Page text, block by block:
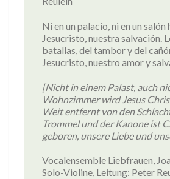
Ni en un palacio, ni en un salón
Jesucristo, nuestra salvación.
batallas, del tambor y del
Jesucristo, nuestro amor y
[Nicht in einem Palast, auch
Wohnzimmer wird Jesus
Weit entfernt von den
Trommel und der Kanone ist
geboren, unsere Liebe und
Vocalensemble Liebfrauen,
Solo-Violine, Leitung: Peter